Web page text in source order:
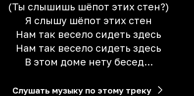
(Ты слышишь шёпот этих стен?)
Я слышу шёпот этих стен
Нам так весело сидеть здесь
Нам так весело сидеть здесь
В этом доме нету бесед...
Слушать музыку по этому треку